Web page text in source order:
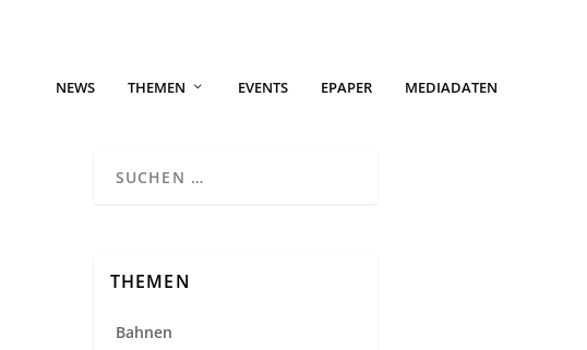
NEWS THEMEN EVENTS EPAPER MEDIADATEN
THEMEN
Bahnen